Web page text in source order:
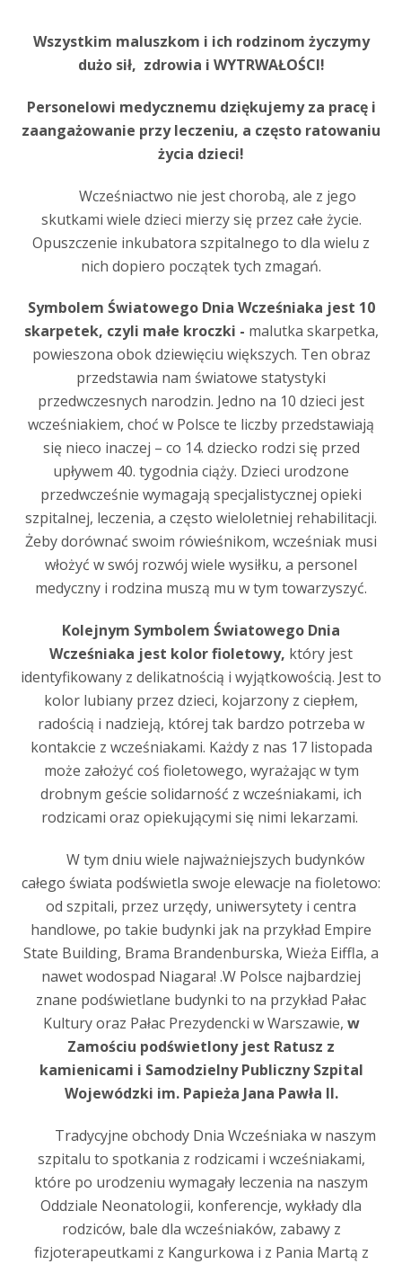
Wszystkim maluszkom i ich rodzinom życzymy
dużo sił, zdrowia i WYTRWAŁOŚCI!
Personelowi medycznemu dziękujemy za pracę i
zaangażowanie przy leczeniu, a często ratowaniu
życia dzieci!
Wcześniactwo nie jest chorobą, ale z jego
skutkami wiele dzieci mierzy się przez całe życie.
Opuszczenie inkubatora szpitalnego to dla wielu z
nich dopiero początek tych zmagań.
Symbolem Światowego Dnia Wcześniaka jest 10
skarpetek, czyli małe kroczki - malutka skarpetka,
powieszona obok dziewięciu większych. Ten obraz
przedstawia nam światowe statystyki
przedwczesnych narodzin. Jedno na 10 dzieci jest
wcześniakiem, choć w Polsce te liczby przedstawiają
się nieco inaczej – co 14. dziecko rodzi się przed
upływem 40. tygodnia ciąży. Dzieci urodzone
przedwcześnie wymagają specjalistycznej opieki
szpitalnej, leczenia, a często wieloletniej rehabilitacji.
Żeby dorównać swoim rówieśnikom, wcześniak musi
włożyć w swój rozwój wiele wysiłku, a personel
medyczny i rodzina muszą mu w tym towarzyszyć.
Kolejnym Symbolem Światowego Dnia
Wcześniaka jest kolor fioletowy, który jest
identyfikowany z delikatnością i wyjątkowością. Jest to
kolor lubiany przez dzieci, kojarzony z ciepłem,
radością i nadzieją, której tak bardzo potrzeba w
kontakcie z wcześniakami. Każdy z nas 17 listopada
może założyć coś fioletowego, wyrażając w tym
drobnym geście solidarność z wcześniakami, ich
rodzicami oraz opiekującymi się nimi lekarzami.
W tym dniu wiele najważniejszych budynków
całego świata podświetla swoje elewacje na fioletowo:
od szpitali, przez urzędy, uniwersytety i centra
handlowe, po takie budynki jak na przykład Empire
State Building, Brama Brandenburska, Wieża Eiffla, a
nawet wodospad Niagara! .W Polsce najbardziej
znane podświetlane budynki to na przykład Pałac
Kultury oraz Pałac Prezydencki w Warszawie, w
Zamościu podświetlony jest Ratusz z
kamienicami i Samodzielny Publiczny Szpital
Wojewódzki im. Papieża Jana Pawła II.
Tradycyjne obchody Dnia Wcześniaka w naszym
szpitalu to spotkania z rodzicami i wcześniakami,
które po urodzeniu wymagały leczenia na naszym
Oddziale Neonatologii, konferencje, wykłady dla
rodziców, bale dla wcześniaków, zabawy z
fizjoterapeutkami z Kangurkowa i z Pania Martą z